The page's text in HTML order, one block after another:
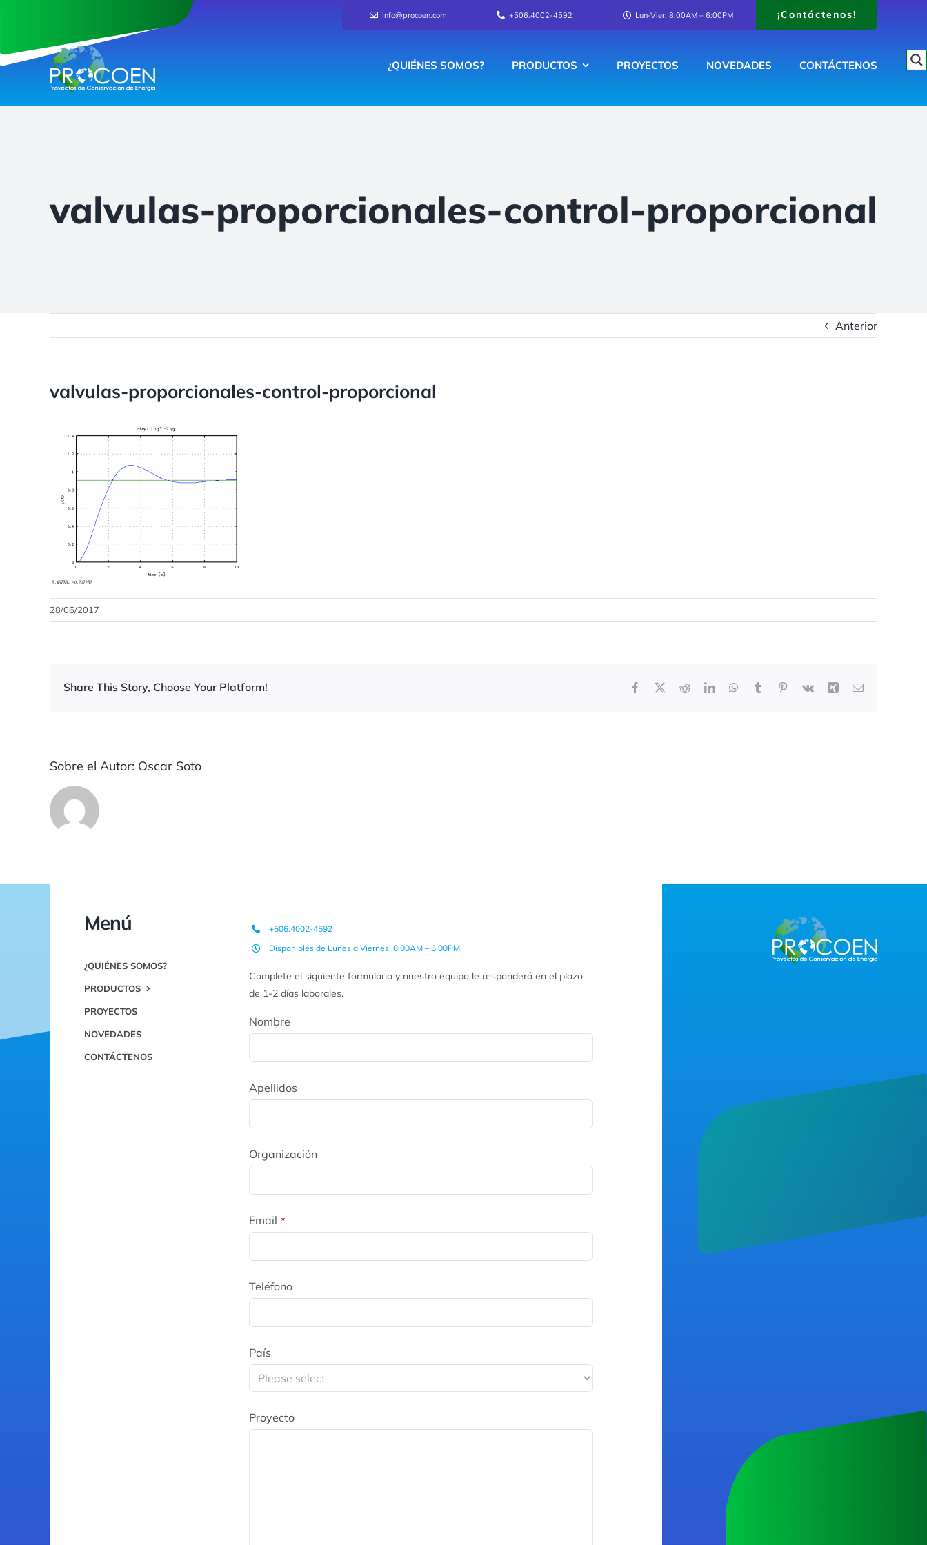
contenido
info@procoen.com +506.4002-4592 Lun-Vier: 8:00AM – 6:00PM ¡Contáctenos!
¿QUIÉNES SOMOS? PRODUCTOS PROYECTOS NOVEDADES CONTÁCTENOS
valvulas-proporcionales-control-proporcional
Anterior
valvulas-proporcionales-control-proporcional
28/06/2017
Share This Story, Choose Your Platform! Facebook RedditLinkedInWhatsApp
Tumblr Pinterest
Vk Xing Correo
Sobre el Autor: Oscar Soto
Menú
¿QUIÉNES SOMOS?
PRODUCTOS
PROYECTOS
NOVEDADES
CONTÁCTENOS
+506.4002-4592
Disponibles de Lunes a Viernes: 8:00AM – 6:00PM
Complete el siguiente formulario y nuestro equipo le responderá en el plazo
de 1-2 días laborales.
Nombre
Apellidos
Organización
Email *
Teléfono
País
Proyecto